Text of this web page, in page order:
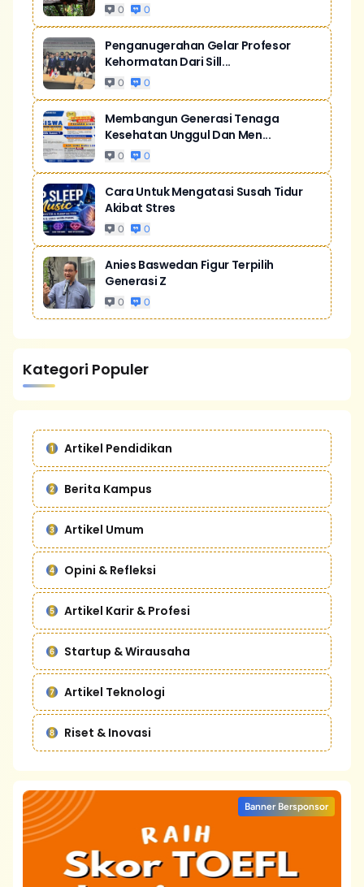
0 0
Penganugerahan Gelar Profesor
Kehormatan Dari Sill...
0 0
Membangun Generasi Tenaga
Kesehatan Unggul Dan Men...
0 0
Cara Untuk Mengatasi Susah Tidur
Akibat Stres
0 0
Anies Baswedan Figur Terpilih
Generasi Z
0 0
Kategori Populer
Artikel Pendidikan
Berita Kampus
Artikel Umum
Opini & Refleksi
Artikel Karir & Profesi
Startup & Wirausaha
Artikel Teknologi
Riset & Inovasi
Banner Bersponsor